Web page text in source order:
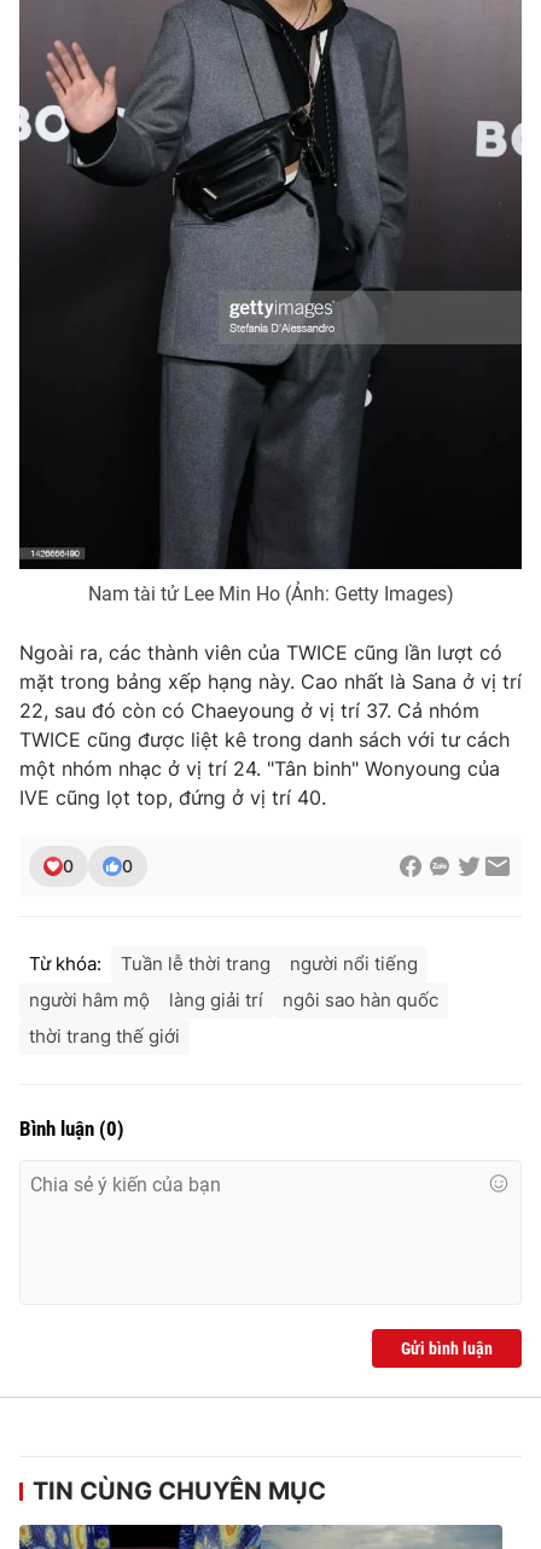
Ðiện thoại Thời báo VTV:
024.66 897 897
Email:toasoan@vtv.vn
Liên hệ quảng cáo:024-7300.7108
thuận bằng văn bản. Ghi rõ nguồn VTV.vn khi phát hành lại
Nam tài tử Lee Min Ho (Ảnh: Getty Images)
Ngoài ra, các thành viên của TWICE cũng lần lượt có
mặt trong bảng xếp hạng này. Cao nhất là Sana ở vị trí
22, sau đó còn có Chaeyoung ở vị trí 37. Cả nhóm
TWICE cũng được liệt kê trong danh sách với tư cách
một nhóm nhạc ở vị trí 24. "Tân binh" Wonyoung của
IVE cũng lọt top, đứng ở vị trí 40.
0 0
Từ khóa: Tuần lễ thời trang
người nổi tiếng
người hâm mộ
làng giải trí
ngôi sao hàn quốc
thời trang thế giới
Bình luận (0)
Gửi bình luận
TIN CÙNG CHUYÊN MỤC